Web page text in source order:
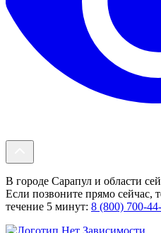
В городе Сарапул и области
Если позвоните прямо сейчас,
течение 5 минут: 8 (800) 700-